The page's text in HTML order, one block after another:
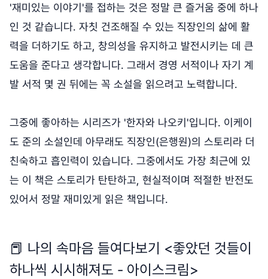
'재미있는 이야기'를 접하는 것은 정말 큰 즐거움 중에 하나
인 것 같습니다. 자칫 건조해질 수 있는 직장인의 삶에 활
력을 더하기도 하고, 창의성을 유지하고 발전시키는 데 큰
도움을 준다고 생각합니다. 그래서 경영 서적이나 자기 계
발 서적 몇 권 뒤에는 꼭 소설을 읽으려고 노력합니다.
그중에 좋아하는 시리즈가 '한자와 나오키'입니다. 이케이
도 준의 소설인데 아무래도 직장인(은행원)의 스토리라 더
친숙하고 흡인력이 있습니다. 그중에서도 가장 최근에 있
는 이 책은 스토리가 탄탄하고, 현실적이며 적절한 반전도
있어서 정말 재미있게 읽은 책입니다.
📕 나의 속마음 들여다보기 <좋았던 것들이
하나씩 시시해져도 - 아이스크림>